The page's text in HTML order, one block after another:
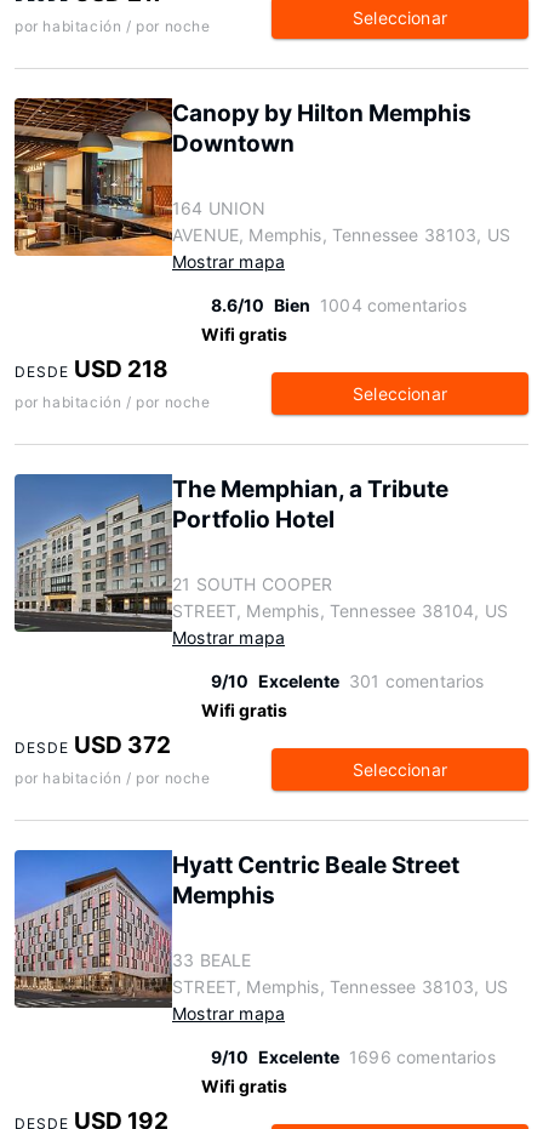
por habitación / por noche Seleccionar
Canopy by Hilton Memphis
Downtown
164 UNION
AVENUE, Memphis, Tennessee 38103, US
Mostrar mapa
8.6/10 Bien 1004 comentarios
Wifi gratis
DESDE USD 218
por habitación / por noche Seleccionar
The Memphian, a Tribute
Portfolio Hotel
21 SOUTH COOPER
STREET, Memphis, Tennessee 38104, US
Mostrar mapa
9/10 Excelente 301 comentarios
Wifi gratis
DESDE USD 372
por habitación / por noche Seleccionar
Hyatt Centric Beale Street
Memphis
33 BEALE
STREET, Memphis, Tennessee 38103, US
Mostrar mapa
9/10 Excelente 1696 comentarios
Wifi gratis
DESDE USD 192